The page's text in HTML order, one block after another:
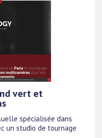
vert et
spécialisée dans
un studio de tournage